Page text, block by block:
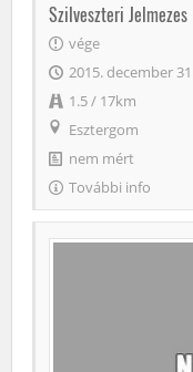
Szilveszteri
vége
2015. december
1.5 / 17km
Esztergom
nem mért
További info